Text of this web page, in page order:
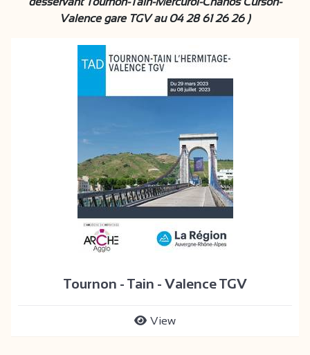
Valence gare TGV au 04 28 61 26 26 )
Tournon - Tain - Valence TGV
View